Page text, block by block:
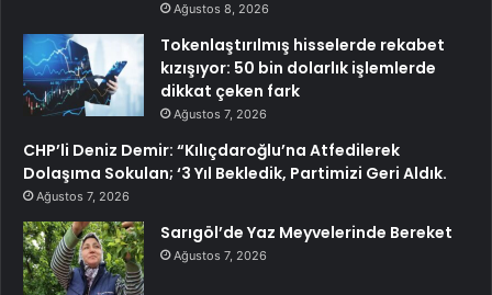
Ağustos 8, 2026
Tokenlaştırılmış hisselerde rekabet
kızışıyor: 50 bin dolarlık işlemlerde
dikkat çeken fark
Ağustos 7, 2026
CHP’li Deniz Demir: “Kılıçdaroğlu’na Atfedilerek
Dolaşıma Sokulan; ‘3 Yıl Bekledik, Partimizi Geri Aldık.
Ağustos 7, 2026
Sarıgöl’de Yaz Meyvelerinde Bereket
Ağustos 7, 2026